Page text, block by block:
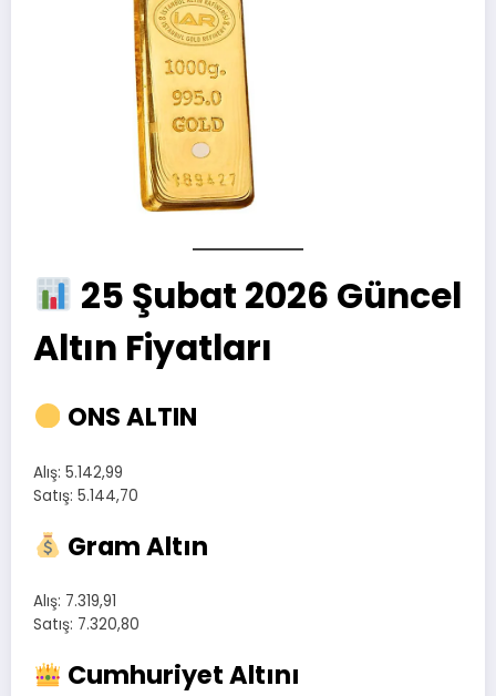
25 Şubat 2026 Güncel
Altın Fiyatları
ONS ALTIN
Alış: 5.142,99
Satış: 5.144,70
Gram Altın
Alış: 7.319,91
Satış: 7.320,80
Cumhuriyet Altını